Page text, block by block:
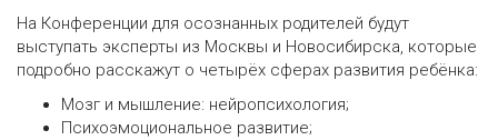
На Конференции для осознанных родителей будут
выступать эксперты из Москвы и Новосибирска, которые
подробно расскажут о четырёх сферах развития ребёнка:
Мозг и мышление: нейропсихология;
Психоэмоциональное развитие;